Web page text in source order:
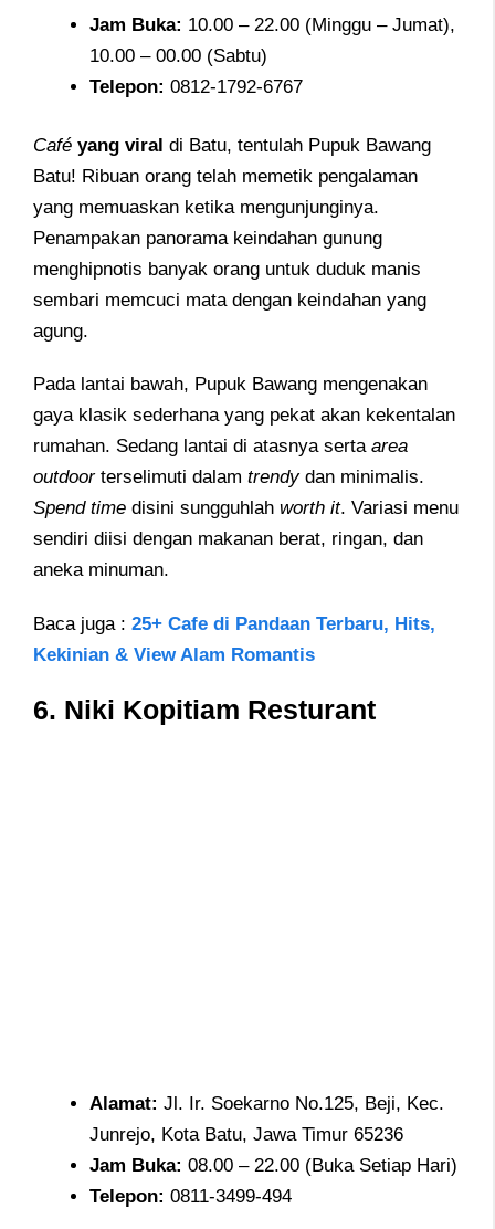
Jam Buka: 10.00 – 22.00 (Minggu – Jumat),
10.00 – 00.00 (Sabtu)
Telepon: 0812-1792-6767
Café yang viral di Batu, tentulah Pupuk Bawang
Batu! Ribuan orang telah memetik pengalaman
yang memuaskan ketika mengunjunginya.
Penampakan panorama keindahan gunung
menghipnotis banyak orang untuk duduk manis
sembari memcuci mata dengan keindahan yang
agung.
Pada lantai bawah, Pupuk Bawang mengenakan
gaya klasik sederhana yang pekat akan kekentalan
rumahan. Sedang lantai di atasnya serta area
outdoorterselimuti dalam trendydan minimalis.
Spend time disini sungguhlah worth it. Variasi menu
sendiri diisi dengan makanan berat, ringan, dan
aneka minuman.
Baca juga : 25+ Cafe di Pandaan Terbaru, Hits,
Kekinian & View Alam Romantis
6. Niki Kopitiam Resturant
Alamat: Jl. Ir. Soekarno No.125, Beji, Kec.
Junrejo, Kota Batu, Jawa Timur 65236
Jam Buka: 08.00 – 22.00 (Buka Setiap Hari)
Telepon: 0811-3499-494